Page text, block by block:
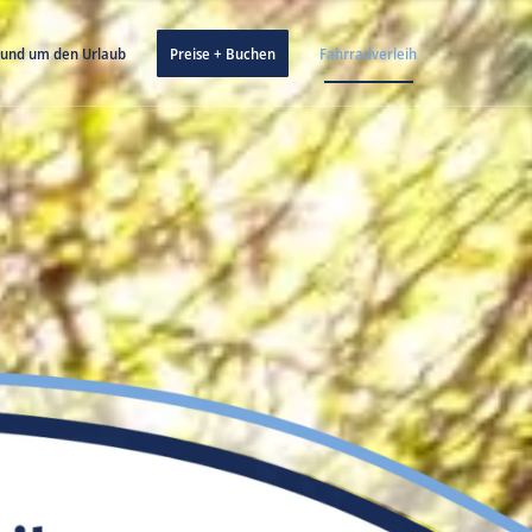
um den Urlaub Preise + Buchen Fahrradverleih